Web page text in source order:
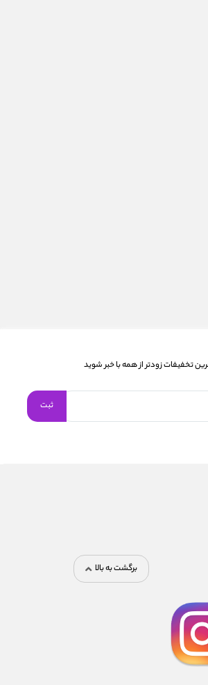
تخفیفات زودتر از همه با خبر شوید
برگشت به بالا